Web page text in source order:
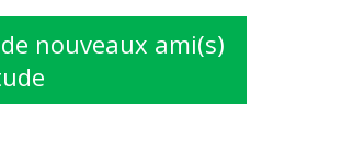
nouveaux ami(s)